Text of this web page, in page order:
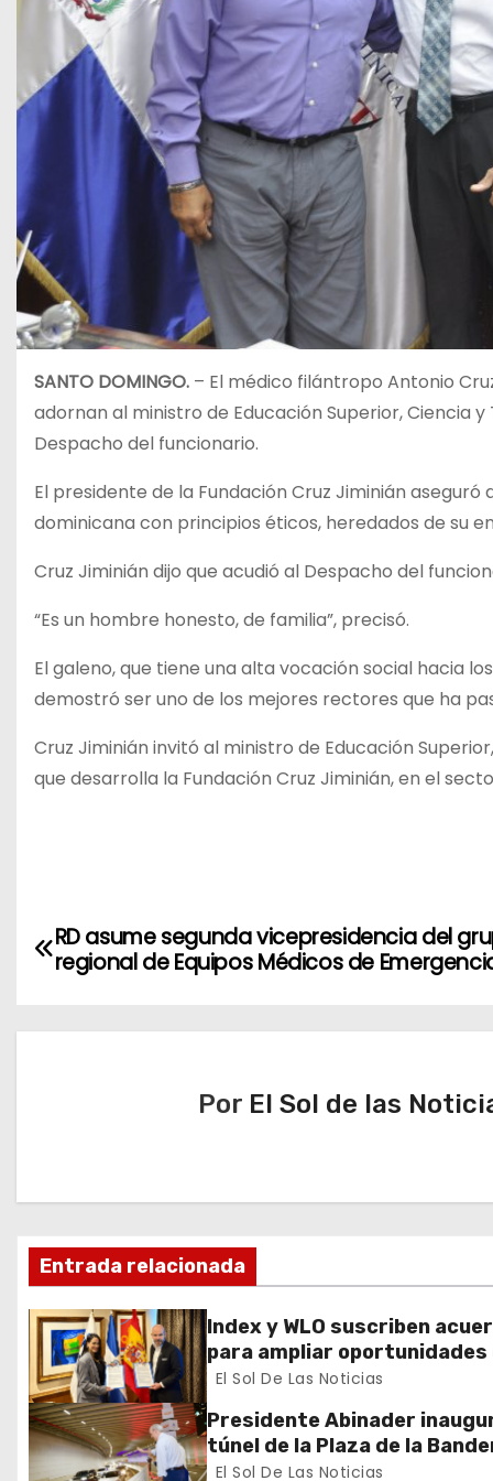
SANTO DOMINGO. – El médico filántropo Antonio
adornan al ministro de Educación Superior, Ciencia
Despacho del funcionario.
El presidente de la Fundación Cruz Jiminián
dominicana con principios éticos, heredados de su
Cruz Jiminián dijo que acudió al Despacho del
“Es un hombre honesto, de familia”, precisó.
El galeno, que tiene una alta vocación social hacia
demostró ser uno de los mejores rectores que ha
Cruz Jiminián invitó al ministro de Educación
que desarrolla la Fundación Cruz Jiminián, en el
N
v
c
i
ó
n
d
e
RD asume segunda vicepresidencia del
regional de Equipos Médicos de
Por El Sol de las
Entrada relacionada
Index y WLO suscriben
para ampliar oportunidades
formación de dominicanos
El Sol De Las Noticias
Presidente Abinader
túnel de la Plaza de la
que cambia la salida hacia el
El Sol De Las Noticias